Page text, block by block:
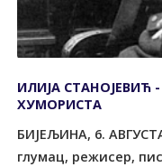
ИЛИЈА СТАНОЈЕВИЋ
ХУМОРИСТА
БИЈЕЉИНА, 6.
глумац, режисер,